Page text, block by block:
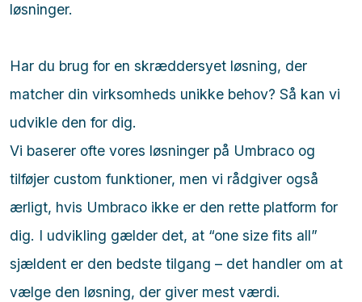
løsninger.
Har du brug for en skræddersyet løsning, der
matcher din virksomheds unikke behov? Så kan vi
udvikle den for dig.
Vi baserer ofte vores løsninger på Umbraco og
tilføjer custom funktioner, men vi rådgiver også
ærligt, hvis Umbraco ikke er den rette platform for
dig. I udvikling gælder det, at “one size fits all”
sjældent er den bedste tilgang – det handler om at
vælge den løsning, der giver mest værdi.